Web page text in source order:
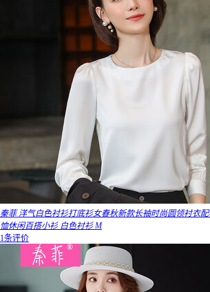
秦菲 洋气白色衬衫打底衫女春秋新款长袖时尚圆领衬衣
恤休闲百搭小衫 白色衬衫 M
1条评价